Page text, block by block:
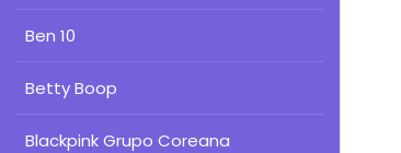
Ben 10
Betty Boop
Blackpink Grupo Coreana